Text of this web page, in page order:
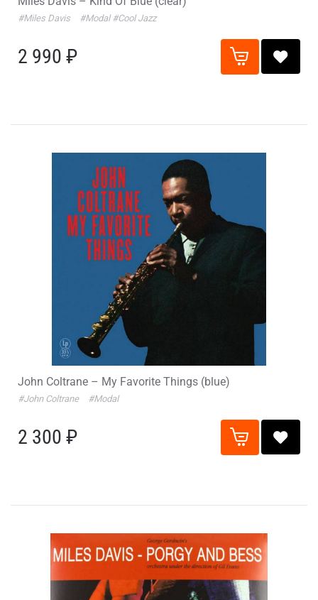
#Miles Davis #Modal #Cool Jazz
2 990 ₽
John Coltrane – My Favorite Things (blue)
#John Coltrane #Modal
2 300 ₽